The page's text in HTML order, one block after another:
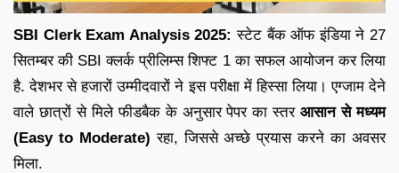
SBI Clerk Exam Analysis 2025: स्टेट बैंक ऑफ इंडिया ने 27
सितम्बर की SBI क्लर्क प्रीलिम्स शिफ्ट 1 का सफल आयोजन कर लिया
है. देशभर से हजारों उम्मीदवारों ने इस परीक्षा में हिस्सा लिया। एग्जाम देने
वाले छात्रों से मिले फीडबैक के अनुसार पेपर का स्तरआसान से मध्यम
(Easy to Moderate) रहा, जिससे अच्छे प्रयास करने का अवसर
मिला.